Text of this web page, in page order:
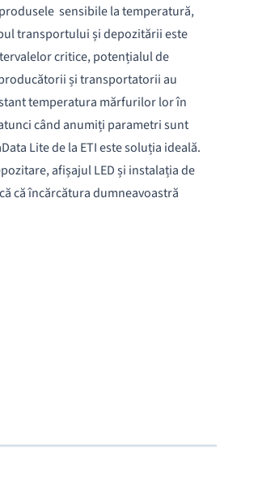
sensibile la temperatură,
transportului și depozitării este
critice, potențialul de
și transportatorii au
temperatura mărfurilor lor în
când anumiți parametri sunt
Lite de la ETI este soluția ideală.
afișajul LED și instalația de
că încărcătura dumneavoastră